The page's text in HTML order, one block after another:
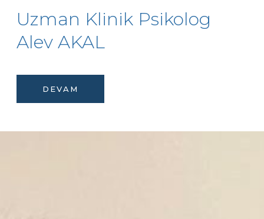
Uzman Klinik Psikolog
Alev AKAL
DEVAM